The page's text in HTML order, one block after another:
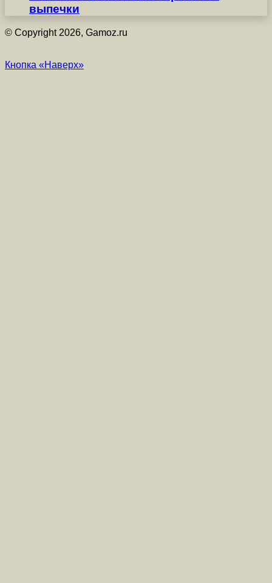
выпечки
© Copyright 2026, Gamoz.ru
Кнопка «Наверх»